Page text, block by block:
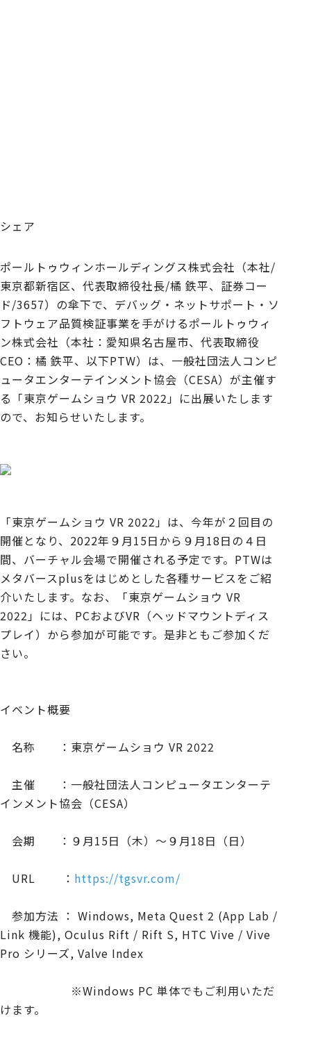
シェア
ポールトゥウィンホールディングス株式会社（本社/
東京都新宿区、代表取締役社長/橘 鉄平、証券コー
ド/3657）の傘下で、デバッグ・ネットサポート・ソ
フトウェア品質検証事業を手がけるポールトゥウィ
ン株式会社（本社：愛知県名古屋市、代表取締役
CEO：橘 鉄平、以下PTW）は、一般社団法人コンピ
ュータエンターテインメント協会（CESA）が主催す
る「東京ゲームショウ VR 2022」に出展いたします
ので、お知らせいたします。
「東京ゲームショウ VR 2022」は、今年が２回目の
開催となり、2022年９月15日から９月18日の４日
間、バーチャル会場で開催される予定です。PTWは
メタバースplusをはじめとした各種サービスをご紹
介いたします。なお、「東京ゲームショウ VR
2022」には、PCおよびVR（ヘッドマウントディス
プレイ）から参加が可能です。是非ともご参加くだ
さい。
イベント概要
名称 ：東京ゲームショウ VR 2022
主催 ：一般社団法人コンピュータエンターテ
インメント協会（CESA）
会期 ：９月15日（木）～９月18日（日）
URL ： https://tgsvr.com/
参加方法 ： Windows, Meta Quest 2 (App Lab /
Link 機能), Oculus Rift / Rift S, HTC Vive / Vive
Pro シリーズ, Valve Index
※Windows PC 単体でもご利用いただ
けます。